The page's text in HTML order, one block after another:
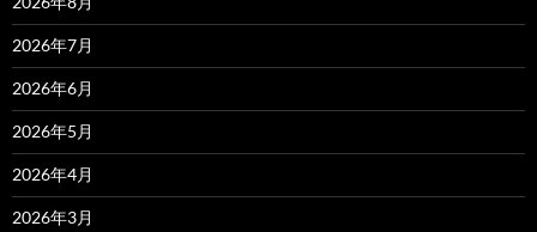
2026年7月
2026年6月
2026年5月
2026年4月
2026年3月